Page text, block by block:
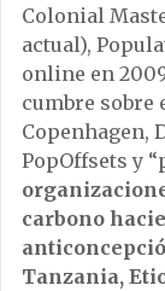
Colonial
actual),
online en
cumbre sobre
Copenhagen,
PopOffsets y
carbono
Tanzania,